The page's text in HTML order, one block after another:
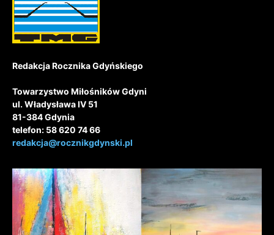
Redakcja Rocznika Gdyńskiego
Towarzystwo Miłośników Gdyni
ul. Władysława IV 51
81-384 Gdynia
telefon: 58 620 74 66
redakcja@rocznikgdynski.pl